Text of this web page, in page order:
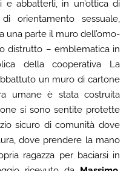
e abbatterli, in un’ottica di
orientamento sessuale,
una parte il muro dell’omo-
distrutto – emblematica in
della cooperativa La
un muro di cartone
umane è stata costruita
si sono sentite protette
sicuro di comunità dove
dove prendere la mano
ragazza per baciarsi in